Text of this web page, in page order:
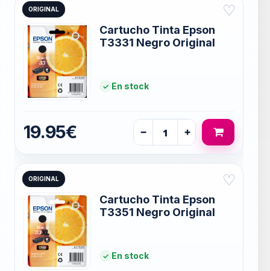
ORIGINAL ♡
Cartucho Tinta Epson
T3331 Negro Original
En stock
19.95€ − +
ORIGINAL ♡
Cartucho Tinta Epson
T3351 Negro Original
En stock